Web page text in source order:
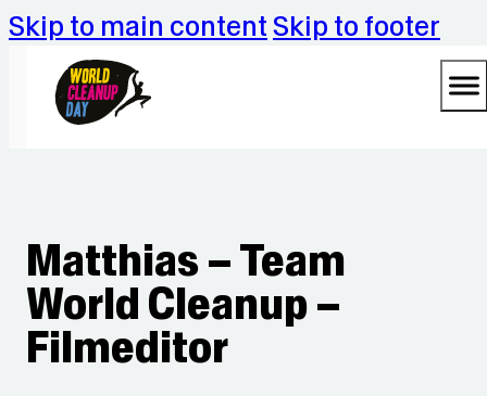
Skip to main content Skip to footer
Matthias – Team
World Cleanup –
Filmeditor